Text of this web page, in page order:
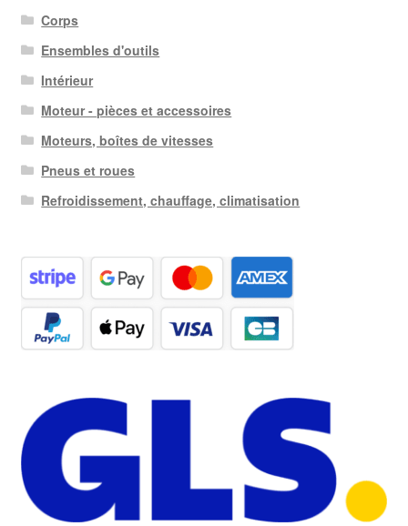
Corps
Ensembles d'outils
Intérieur
Moteur - pièces et accessoires
Moteurs, boîtes de vitesses
Pneus et roues
Refroidissement, chauffage, climatisation